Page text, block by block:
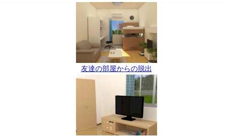
友達の部屋からの脱出